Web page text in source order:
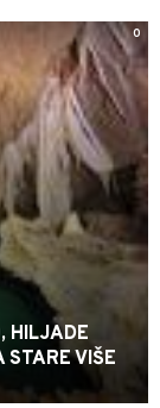
0
HILJADE
STARE VIŠE